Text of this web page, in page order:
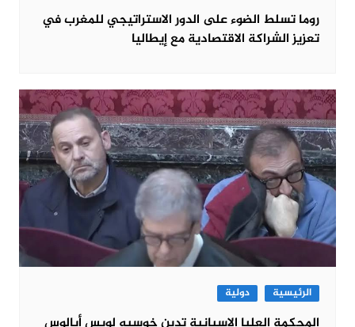
روما تسلط الضوء على الدور الاستراتيجي للمغرب في
تعزيز الشراكة الاقتصادية مع إيطاليا
الرئيسية دولية